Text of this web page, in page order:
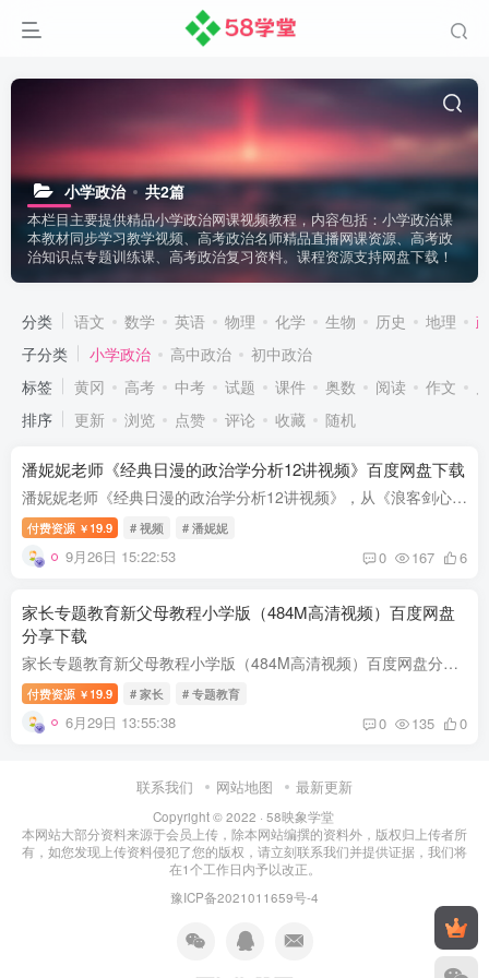
小学政治 共2篇
本栏目主要提供精品小学政治网课视频教程，内容包括：小学政治课
本教材同步学习教学视频、高考政治名师精品直播网课资源、高考政
治知识点专题训练课、高考政治复习资料。课程资源支持网盘下载！
分类 语文 数学 英语 物理 化学 生物 历史 地理
子分类
小学政治 高中政治
初中政治
标签
黄冈 高考 中考 试题 课件 奥数 阅读 作文
排序
更新 浏览 点赞 评论 收藏 随机
潘妮妮老师《经典日漫的政治学分析12讲视频》百度网盘下载
潘妮妮老师《经典日漫的政治学分析12讲视频》，从《浪客剑心》到《哆啦A梦》，从《火之鸟》到《进击的巨人》——用十一部日本动漫作品，深入剖析作品诞生的历史、社会、政治背景，为观众解读日...
付费资源 ￥ 19.9 # 视频 # 潘妮妮
9月26日 15:22:53 0 167 6
家长专题教育新父母教程小学版（484M高清视频）百度网盘
分享下载
家长专题教育新父母教程小学版（484M高清视频）百度网盘分享，本课程由58映象学堂资源网收集整理。家长专题教育：新父母教程小学版，百度网盘484M高清视频。资源目录1.如何帮助一年级孩子适应小...
付费资源 ￥ 19.9 # 家长 # 专题教育
6月29日 13:55:38 0 135 0
联系我们 网站地图 最新更新
Copyright © 2022 · 58映象学堂
本网站大部分资料来源于会员上传，除本网站编撰的资料外，版权归上传者所
有，如您发现上传资料侵犯了您的版权，请立刻联系我们并提供证据，我们将
在1个工作日内予以改正。
豫ICP备2021011659号-4